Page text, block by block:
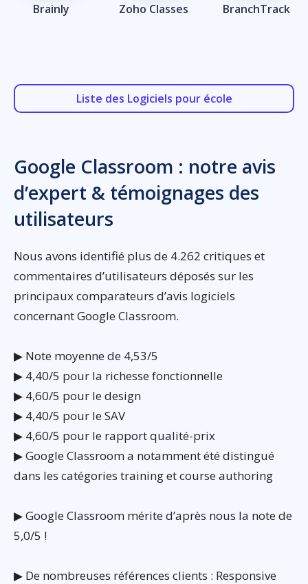
Brainly Zoho Classes BranchTrack
Liste des Logiciels pour école
Google Classroom : notre avis
d’expert & témoignages des
utilisateurs
Nous avons identifié plus de 4.262 critiques et
commentaires d’utilisateurs déposés sur les
principaux comparateurs d’avis logiciels
concernant Google Classroom.
▶ Note moyenne de 4,53/5
▶ 4,40/5 pour la richesse fonctionnelle
▶ 4,60/5 pour le design
▶ 4,40/5 pour le SAV
▶ 4,60/5 pour le rapport qualité-prix
▶ Google Classroom a notamment été distingué
dans les catégories training et course authoring
▶ Google Classroom mérite d’après nous la note de
5,0/5 !
▶ De nombreuses références clients : Responsive